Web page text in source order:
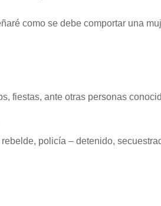
como se debe comportar una
fiestas, ante otras personas
policía – detenido,